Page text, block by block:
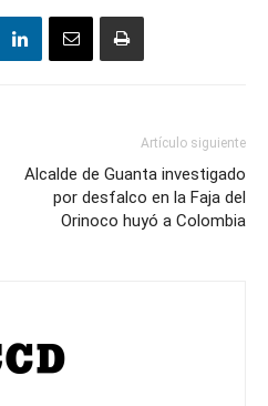
Artículo siguiente
Alcalde de Guanta investigado
por desfalco en la Faja del
Orinoco huyó a Colombia